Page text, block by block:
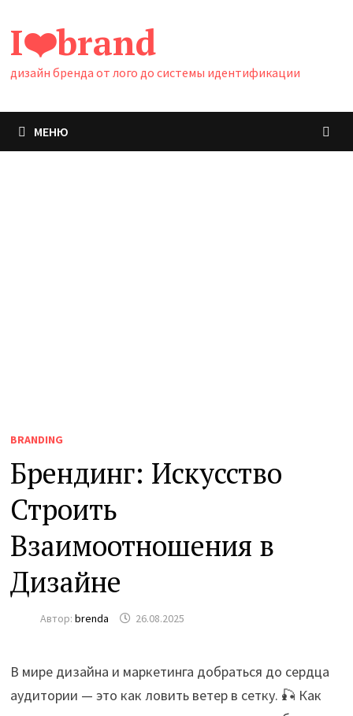
содержимому
I❤️brand
дизайн бренда от лого до системы идентификации
МЕНЮ
BRANDING
Брендинг: Искусство
Строить
Взаимоотношения в
Дизайне
Автор:brenda 26.08.2025
В мире дизайна и маркетинга добраться до сердца
аудитории — это как ловить ветер в сетку. 🎣 Как